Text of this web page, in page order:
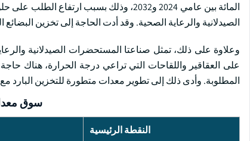
المائة بين عامي 2024 و2032، وذلك بسبب
الصيدلانية والرعاية الصحية. وقد أدت الحاجة إلى تخزين البضائع
وعلاوة على ذلك، تمثل صناعتا المستحضرات الصيدلانية
على العقاقير واللقاحات التي تراعي درجة الحرارة، هناك
المطلوبة. وأدى ذلك إلى تطوير معدات متطورة للتخزين البارد
سوق
النقطة الرئيسية